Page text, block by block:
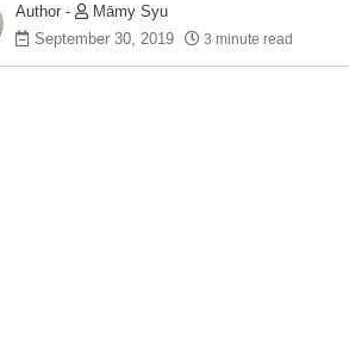
Māmy Syu
September 30, 2019
3 minute read